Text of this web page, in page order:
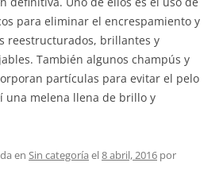
para eliminar el encrespamiento y
reestructurados, brillantes y
También algunos champús y
partículas para evitar el pelo
una melena llena de brillo y
en Sin categoría el8 abril, 2016 por